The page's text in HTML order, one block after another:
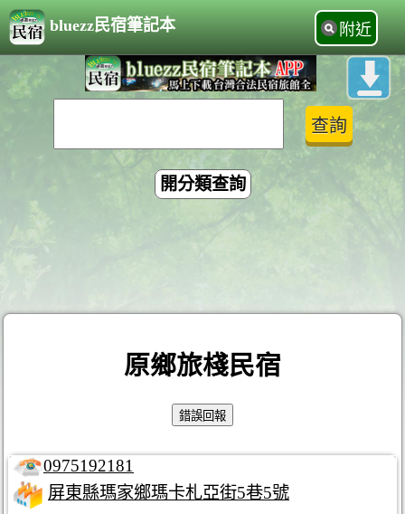
bluezz民宿筆記本 附近
開分類查詢
原鄉旅棧民宿
0975192181
屏東縣瑪家鄉瑪卡札亞街5巷5號